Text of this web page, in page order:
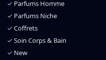
✓ Parfums Homme
✓ Parfums Niche
✓ Coffrets
✓ Soin Corps & Bain
✓ New